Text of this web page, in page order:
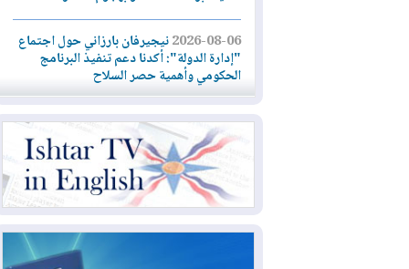
2026-08-06نيجيرفان بارزاني حول اجتماع
"إدارة الدولة": أكدنا دعم تنفيذ البرنامج
الحكومي وأهمية حصر السلاح
2026-08-06ائتلاف ادارة الدولة: من
يقومون بسلوك يهدد امن البلاد خارجون عن
القانون يجب محاربتهم
2026-08-06بعد هجومين قرب باب المندب..
الأحمر